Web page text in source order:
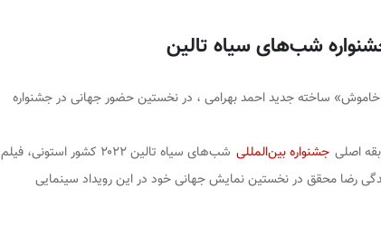
شب‌های سیاه تالین
ساخته جدید احمد بهرامی ، در نخستین حضور جهانی در جشنواره
اصلی جشنواره بین‌المللی
شب‌های سیاه تالین ۲۰۲۲ کشور استونی، فیلم
رضا محقق در نخستین نمایش جهانی خود در این رویداد سینمایی